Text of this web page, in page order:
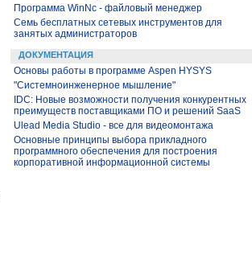
Программа WinNc - файловый менеджер
Семь бесплатных сетевых инструментов для
занятых администраторов
ДОКУМЕНТАЦИЯ
Основы работы в программе Aspen HYSYS
"Системноинженерное мышление"
IDC: Новые возможности получения конкурентных
преимуществ поставщиками ПО и решений SaaS
Ulead Media Studio - все для видеомонтажа
Основные принципы выбора прикладного
программного обеспечения для построения
корпоративной информационной системы